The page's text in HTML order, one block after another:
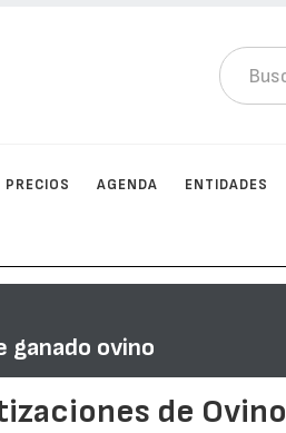
PRECIOS AGENDA ENTIDADES
ganado ovino
de Ovino